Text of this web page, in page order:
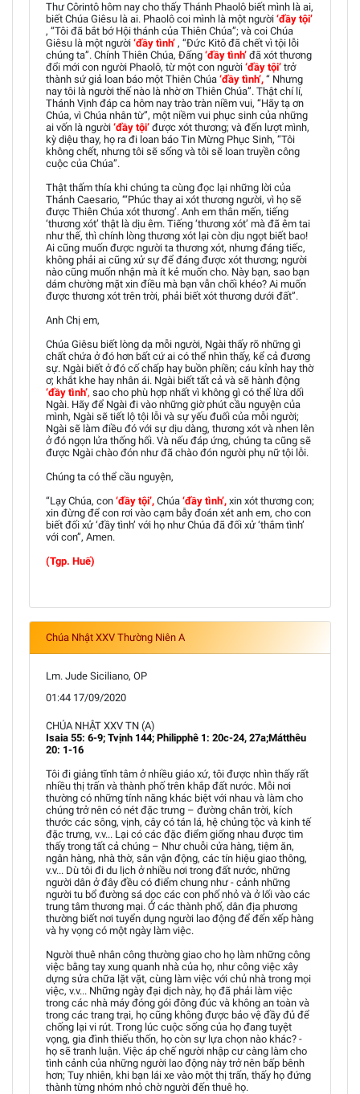
Thư Côrintô hôm nay cho thấy Thánh Phaolô biết mình là ai,
biết Chúa Giêsu là ai. Phaolô coi mình là một người ‘đầy tội’
, “Tôi đã bắt bớ Hội thánh của Thiên Chúa”; và coi Chúa
Giêsu là một người ‘đầy tình’ , “Đức Kitô đã chết vì tội lỗi
chúng ta”. Chính Thiên Chúa, Đấng ‘đầy tình’ đã xót thương
đổi mới con người Phaolô, từ một con người ‘đầy tội’ trở
thành sứ giả loan báo một Thiên Chúa ‘đầy tình’, “ Nhưng
nay tôi là người thế nào là nhờ ơn Thiên Chúa”. Thật chí lí,
Thánh Vịnh đáp ca hôm nay trào tràn niềm vui, “Hãy tạ ơn
Chúa, vì Chúa nhân từ”, một niềm vui phục sinh của những
ai vốn là người ‘đầy tội’ được xót thương; và đến lượt mình,
kỳ diệu thay, họ ra đi loan báo Tin Mừng Phục Sinh, “Tôi
không chết, nhưng tôi sẽ sống và tôi sẽ loan truyền công
cuộc của Chúa”.
Thật thấm thía khi chúng ta cùng đọc lại những lời của
Thánh Caesario, “‘Phúc thay ai xót thương người, vì họ sẽ
được Thiên Chúa xót thương’. Anh em thân mến, tiếng
‘thương xót’ thật là dịu êm. Tiếng ‘thương xót’ mà đã êm tai
như thế, thì chính lòng thương xót lại còn dịu ngọt biết bao!
Ai cũng muốn được người ta thương xót, nhưng đáng tiếc,
không phải ai cũng xử sự để đáng được xót thương; người
nào cũng muốn nhận mà ít kẻ muốn cho. Này bạn, sao bạn
dám chường mặt xin điều mà bạn vẫn chối khéo? Ai muốn
được thương xót trên trời, phải biết xót thương dưới đất”.
Anh Chị em,
Chúa Giêsu biết lòng dạ mỗi người, Ngài thấy rõ những gì
chất chứa ở đó hơn bất cứ ai có thể nhìn thấy, kể cả đương
sự. Ngài biết ở đó cố chấp hay buồn phiền; cáu kỉnh hay thờ
ơ; khắt khe hay nhân ái. Ngài biết tất cả và sẽ hành động
‘đầy tình’, sao cho phù hợp nhất vì không gì có thể lừa dối
Ngài. Hãy để Ngài đi vào những giờ phút cầu nguyện của
mình, Ngài sẽ tiết lộ tội lỗi và sự yếu đuối của mỗi người;
Ngài sẽ làm điều đó với sự dịu dàng, thương xót và nhen lên
ở đó ngọn lửa thống hối. Và nếu đáp ứng, chúng ta cũng sẽ
được Ngài chào đón như đã chào đón người phụ nữ tội lỗi.
Chúng ta có thể cầu nguyện,
“Lạy Chúa, con ‘đầy tội’, Chúa ‘đầy tình’, xin xót thương con;
xin đừng để con rơi vào cạm bẫy đoán xét anh em, cho con
biết đối xử ‘đầy tình’ với họ như Chúa đã đối xử ‘thắm tình’
với con”, Amen.
(Tgp. Huế)
Chúa Nhật XXV Thường Niên A
Lm. Jude Siciliano, OP
01:44 17/09/2020
CHÚA NHẬT XXV TN (A)
Isaia 55: 6-9; Tvịnh 144; Philipphê 1: 20c-24, 27a;Mátthêu
20: 1-16
Tôi đi giảng tĩnh tâm ở nhiều giáo xứ, tôi được nhìn thấy rất
nhiều thị trấn và thành phố trên khắp đất nước. Mỗi nơi
thường có những tính năng khác biệt với nhau và làm cho
chúng trở nên có nét đặc trưng – đường chân trời, kích
thước các sông, vịnh, cây có tán lá, hệ chủng tộc và kinh tế
đặc trưng, v.v... Lại có các đặc điểm giống nhau được tìm
thấy trong tất cả chúng – Như chuỗi cửa hàng, tiệm ăn,
ngân hàng, nhà thờ, sân vận động, các tín hiệu giao thông,
v.v... Dù tôi đi du lịch ở nhiều nơi trong đất nước, những
người dân ở đây đều có điểm chung như - cảnh những
người tu bổ đường sá dọc các con phố nhỏ và ở lối vào các
trung tâm thương mại. Ở các thành phố, dân địa phương
thường biết nơi tuyển dụng người lao động để đến xếp hàng
và hy vọng có một ngày làm việc.
Người thuê nhân công thường giao cho họ làm những công
việc bằng tay xung quanh nhà của họ, như công việc xây
dựng sửa chữa lặt vặt, cùng làm việc với chủ nhà trong mọi
việc, v.v... Những ngày đại dịch này, họ đã phải làm việc
trong các nhà máy đóng gói đông đúc và không an toàn và
trong các trang trại, họ cũng không được bảo vệ đầy đủ để
chống lại vi rút. Trong lúc cuộc sống của họ đang tuyệt
vọng, gia đình thiếu thốn, họ còn sự lựa chọn nào khác? -
họ sẽ tranh luận. Việc áp chế người nhập cư càng làm cho
tình cảnh của những người lao động này trở nên bấp bênh
hơn; Tuy nhiên, khi bạn lái xe vào một thị trấn, thấy họ đứng
thành từng nhóm nhỏ chờ người đến thuê họ.